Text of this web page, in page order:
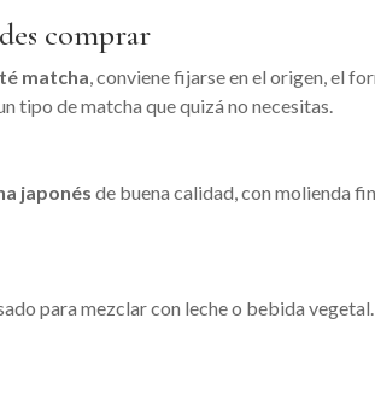
comprar
matcha , conviene fijarse en el origen, el
tipo de matcha que quizá no necesitas.
japonés de buena calidad, con molienda
para mezclar con leche o bebida